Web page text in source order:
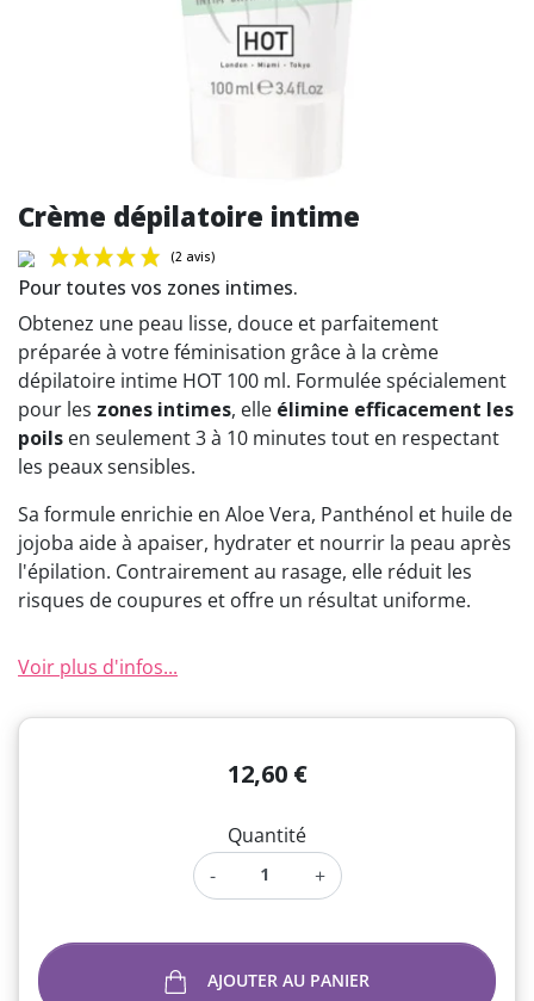
Crème dépilatoire intime
Pour toutes vos zones intimes.
Obtenez une peau lisse, douce et parfaitement
préparée à votre féminisation grâce à la crème
dépilatoire intime HOT 100 ml. Formulée spécialement
pour les zones intimes, elle élimine efficacement les
poils en seulement 3 à 10 minutes tout en respectant
les peaux sensibles.
Sa formule enrichie en Aloe Vera, Panthénol et huile de
jojoba aide à apaiser, hydrater et nourrir la peau après
l'épilation. Contrairement au rasage, elle réduit les
risques de coupures et offre un résultat uniforme.
Voir plus d'infos...
12,60 €
Quantité
-
+
AJOUTER AU PANIER